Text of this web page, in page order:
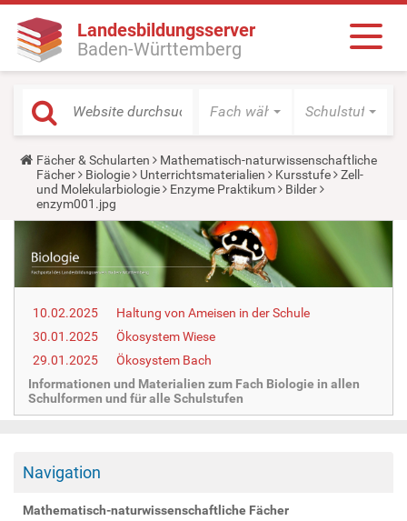
Landesbildungsserver
Baden-Württemberg
Fach wählen Schulstufe
Y
o
u
a
r
e
r
e
Fächer & Schularten
Mathematisch-naturwissenschaftliche
Fächer
Biologie Unterrichtsmaterialien Kursstufe
Zell-
und Molekularbiologie
Enzyme Praktikum
Bilder
enzym001.jpg
10.02.2025
Haltung von Ameisen in der Schule
30.01.2025
Ökosystem Wiese
29.01.2025
Ökosystem Bach
Informationen und Materialien zum Fach Biologie in allen
Schulformen und für alle Schulstufen
Navigation
Mathematisch-naturwissenschaftliche Fächer